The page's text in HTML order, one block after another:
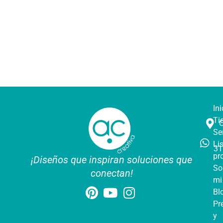
¡Diseños que inspiran soluciones que
conectan!
mi
y